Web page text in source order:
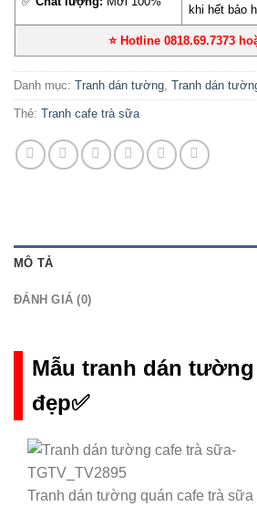
khi hết bảo
⭐ Hotline 0818.69.7373
Danh mục: Tranh dán tường, Tranh dán
Thẻ: Tranh cafe trà sữa
MÔ TẢ
ĐÁNH GIÁ (0)
Mẫu tranh dán
đẹp✅
Tranh dán tường quán cafe trà sữa